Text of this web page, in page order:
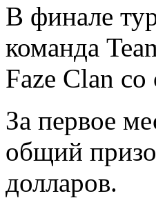
В финале
команда
Faze Clan со
За первое
общий
долларов.